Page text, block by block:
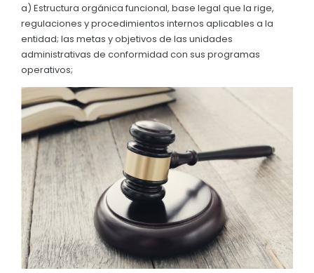
GESTIÓN ADMINISTRATIVA
Plan de desarrollo y Ordenamiento Territorial -
Plan Anual Contratación - PAC
Plan Operativo Anual - POA
Convenios Institucionales
PRESUPUESTO: EJECUCIÓN Y REPORTES
Cédulas presupuestarias y balances
Procesos de contratación
Ejecución Presupuestaria
Obras y proyectos
a) Estructura orgánica funcional, base legal que la rige,
regulaciones y procedimientos internos aplicables a la
entidad; las metas y objetivos de las unidades
administrativas de conformidad con sus programas
operativos;